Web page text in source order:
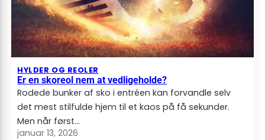
HYLDER OG REOLER
Er en skoreol nem at vedligeholde?
Rodede bunker af sko i entréen kan forvandle selv
det mest stilfulde hjem til et kaos på få sekunder.
Men når først…
januar 13, 2026